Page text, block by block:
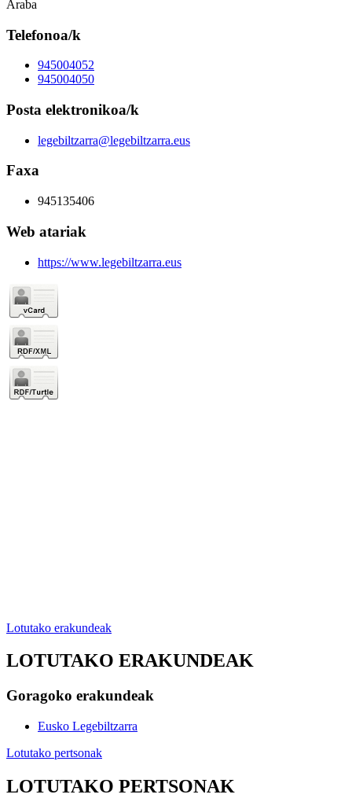
Araba
Telefonoa/k
945004052
945004050
Posta elektronikoa/k
legebiltzarra@legebiltzarra.eus
Faxa
945135406
Web atariak
https://www.legebiltzarra.eus
Lotutako erakundeak
LOTUTAKO ERAKUNDEAK
Goragoko erakundeak
Eusko Legebiltzarra
Lotutako pertsonak
LOTUTAKO PERTSONAK